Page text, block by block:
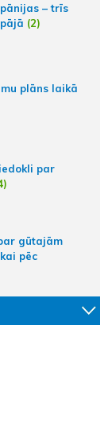
– trīs
(2)
plāns laikā
par
gūtajām
pēc